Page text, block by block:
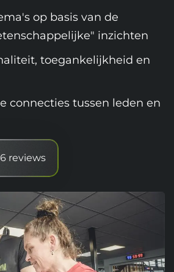
op basis van de
inzichten
toegankelijkheid en
connecties tussen leden en
reviews